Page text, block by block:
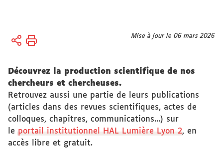
Vous
Accueil
Publications
scientifiques
Mise à jour le 06 mars 2026
Découvrez la production scientifique de nos
chercheurs et chercheuses.
Retrouvez aussi une partie de leurs publications
(articles dans des revues scientifiques, actes de
colloques, chapitres, communications...) sur
le portail institutionnel HAL Lumière Lyon 2, en
accès libre et gratuit.